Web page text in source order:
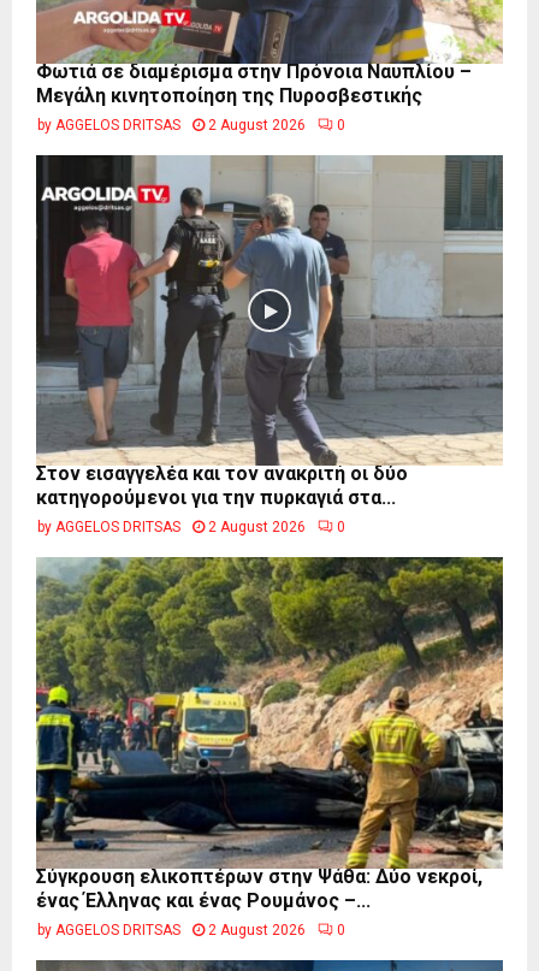
Φωτιά σε διαμέρισμα στην Πρόνοια Ναυπλίου –
Μεγάλη κινητοποίηση της Πυροσβεστικής
by AGGELOS DRITSAS 2 August 2026 0
Στον εισαγγελέα και τον ανακριτή οι δύο
κατηγορούμενοι για την πυρκαγιά στα...
by AGGELOS DRITSAS 2 August 2026 0
Σύγκρουση ελικοπτέρων στην Ψάθα: Δύο νεκροί,
ένας Έλληνας και ένας Ρουμάνος –...
by AGGELOS DRITSAS 2 August 2026 0